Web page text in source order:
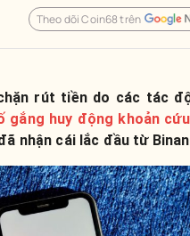
Theo dõi Coin68 trên
rút tiền do các tác
gắng huy động khoản
nhận cái lắc đầu từ